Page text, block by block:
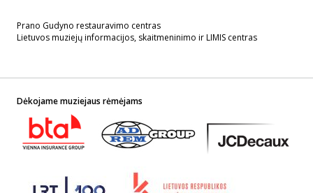
Prano Gudyno restauravimo centras
Lietuvos muziejų informacijos, skaitmeninimo ir LIMIS centras
Dėkojame muziejaus rėmėjams